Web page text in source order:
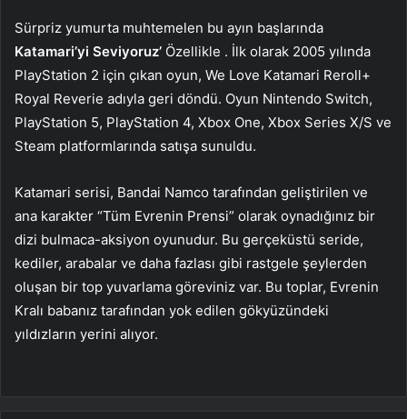
Sürpriz yumurta muhtemelen bu ayın başlarında
Katamari’yi Seviyoruz’ Özellikle . İlk olarak 2005 yılında
PlayStation 2 için çıkan oyun, We Love Katamari Reroll+
Royal Reverie adıyla geri döndü. Oyun Nintendo Switch,
PlayStation 5, PlayStation 4, Xbox One, Xbox Series X/S ve
Steam platformlarında satışa sunuldu.
Katamari serisi, Bandai Namco tarafından geliştirilen ve
ana karakter “Tüm Evrenin Prensi” olarak oynadığınız bir
dizi bulmaca-aksiyon oyunudur. Bu gerçeküstü seride,
kediler, arabalar ve daha fazlası gibi rastgele şeylerden
oluşan bir top yuvarlama göreviniz var. Bu toplar, Evrenin
Kralı babanız tarafından yok edilen gökyüzündeki
yıldızların yerini alıyor.